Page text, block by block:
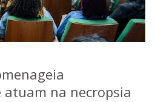
na necropsia